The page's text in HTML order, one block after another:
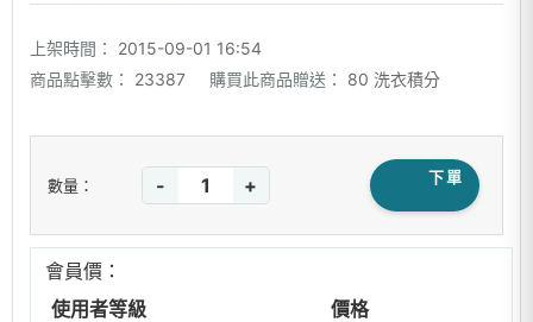
上架時間：
2015-09-01 16:54
商品點擊數：
23387 購買此商品贈送： 80 洗衣積分
數量： - + 下單
會員價：
使用者等級
價格